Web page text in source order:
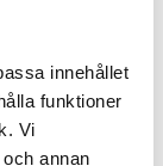
innehållet
funktioner
Vi
annan